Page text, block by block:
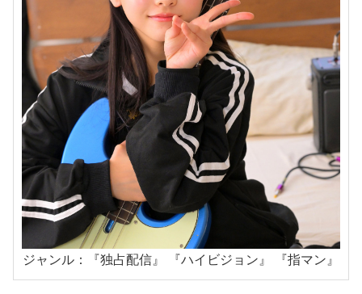
ジャンル：『独占配信』 『ハイビジョン』 『指マン』